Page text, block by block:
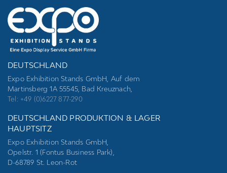
DEUTSCHLAND
Expo Exhibition Stands GmbH, Auf dem
Martinsberg 1A 55545, Bad Kreuznach,
Tel: +49 (0)6227 877-290
DEUTSCHLAND PRODUKTION & LAGER
HAUPTSITZ
Expo Exhibition Stands GmbH,
Opelstr. 1 (Fontus Business Park),
D-68789 St. Leon-Rot